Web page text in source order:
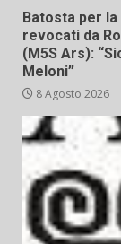
Batosta per
revocati da
(M5S Ars):
Meloni”
8 Agosto 2026